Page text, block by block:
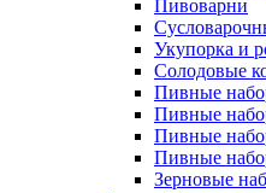
Пивоварни
Укупорка и
Солодовые
Пивные
Пивные
Пивные
Пивные
Зерновые